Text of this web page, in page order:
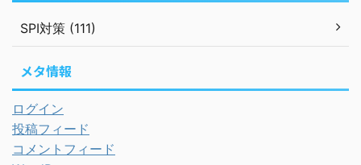
SPI対策 (111)
メタ情報
ログイン
投稿フィード
コメントフィード